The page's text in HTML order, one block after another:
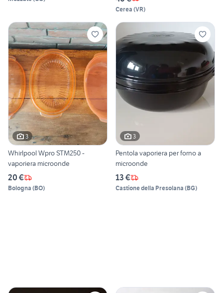
Cerea (VR)
3
Whirlpool Wpro STM250 -
vaporiera microonde
20 €
Bologna (BO)
3
Pentola vaporiera per forno a
microonde
13 €
Castione della Presolana (BG)